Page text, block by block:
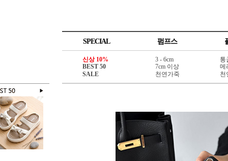
SPECIAL 펌프스
신상 10%
BEST 50
SALE
3 - 6cm
7cm 이상
천연가죽
통
메
천